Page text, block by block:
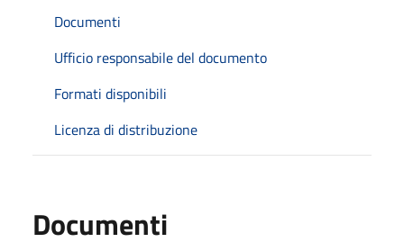
Documenti
Ufficio responsabile del documento
Formati disponibili
Licenza di distribuzione
Documenti